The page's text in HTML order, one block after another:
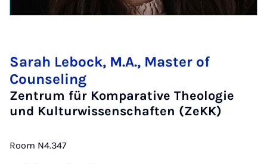
Sarah Lebock, M.A., Master of
Counseling
Zentrum für Komparative Theologie
und Kulturwissenschaften (ZeKK)
Room N4.347